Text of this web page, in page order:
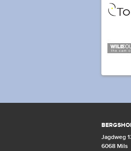
Jagdweg
6068 Mils